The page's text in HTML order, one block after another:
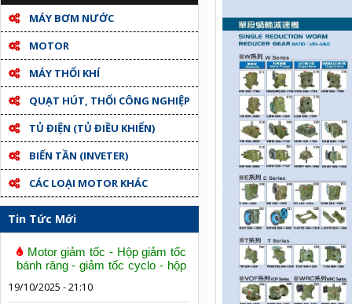
MÁY BƠM NƯỚC
MOTOR
MÁY THỔI KHÍ
QUẠT HÚT, THỔI CÔNG NGHIỆP
TỦ ĐIỆN (TỦ ĐIỀU KHIỂN)
BIẾN TẦN (INVETER)
CÁC LOẠI MOTOR KHÁC
Tin Tức Mới
Motor giảm tốc - Hộp giảm tốc
bánh răng - giảm tốc cyclo - hộp
19/10/2025 - 21:10